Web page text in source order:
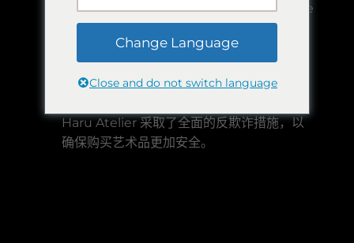
・日本国内はクレジットカード決済・Apple
Payに・paidy（コンビニ決済・分割払いな
ど）による決済が可能です。
订单申请只接受信用卡。
Haru Atelier 采取了全面的反欺诈措施，以
确保购买艺术品更加安全。
Change Language
Close and do not switch language